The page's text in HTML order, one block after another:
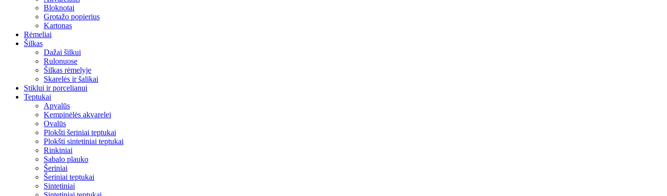
Bloknotai
Grotažo popierius
Kartonas
Rėmeliai
Šilkas
Dažai šilkui
Rulonuose
Šilkas rėmelyje
Skarelės ir šalikai
Stiklui ir porcelianui
Teptukai
Apvalūs
Kempinėlės akvarelei
Ovalūs
Plokšti šeriniai teptukai
Plokšti sintetiniai teptukai
Rinkiniai
Sabalo plauko
Šeriniai
Šeriniai teptukai
Sintetiniai